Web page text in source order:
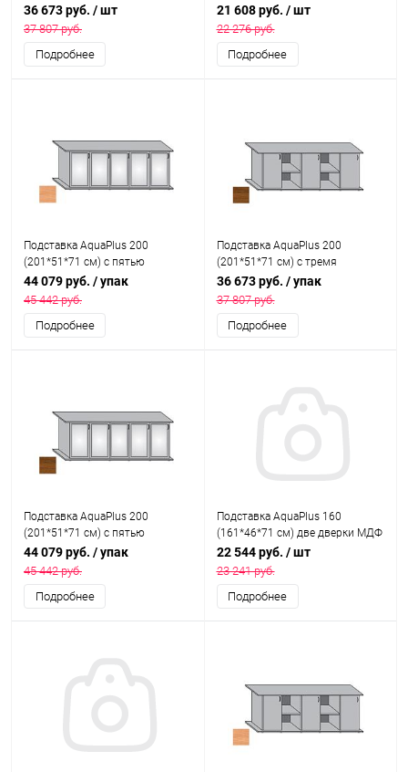
дверками ДСП, ольха,
собранная, подходит для
модели аквариума LUX П700
36 673 руб. / шт
37 807 руб.
Подробнее
со стеклом, ольха, в коробке,
подходит для модели
аквариума LUX П450
21 608 руб. / шт
22 276 руб.
Подробнее
Подставка AquaPlus 200
(201*51*71 см) с пятью
дверками МДФ со стеклами,
белое дерево, в коробке,
подходит для модели
аквариума LUX П700
44 079 руб. / упак
45 442 руб.
Подробнее
Подставка AquaPlus 200
(201*51*71 см) с тремя
дверками ДСП, орех, в коробке,
подходит для модели
аквариума LUX П700
36 673 руб. / упак
37 807 руб.
Подробнее
Подставка AquaPlus 200
(201*51*71 см) с пятью
дверками МДФ со стеклами,
орех, в коробке, подходит для
модели аквариума LUX П700
44 079 руб. / упак
45 442 руб.
Подробнее
Подставка AquaPlus 160
(161*46*71 см) две дверки МДФ
со стеклами, белое дерево,
собранная, подходит для
модели аквариума LUX П540
22 544 руб. / шт
23 241 руб.
Подробнее